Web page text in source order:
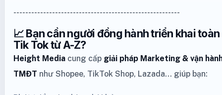
--------------------------------------------------------
📈 Bạn cần người đồng hành triển khai
Tik Tok từ A-Z?
Height Media cung cấp giải pháp Marketing & vận
TMĐT như Shopee, TikTok Shop, Lazada… giúp bạn: